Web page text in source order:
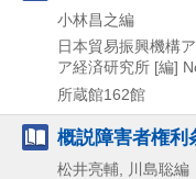
小林昌之編
日本貿易振興機構
ア経済研究所 [編]
所蔵館162館
概説障害者権利
松井亮輔, 川島聡編